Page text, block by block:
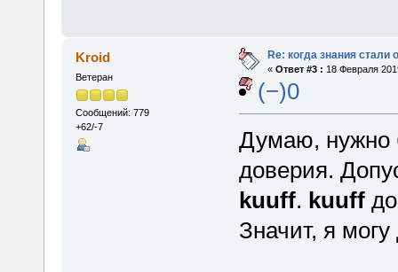
Kroid
Ветеран
Сообщений: 779
+62/-7
Re: когда знания стали
« Ответ #3 : 18 Февраля
(−)0
Думаю, нужно
доверия.
kuuff. kuuff
Значит, я